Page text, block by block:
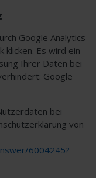
Google Analytics
klicken. Es wird ein
Ihrer Daten bei
Google
bei
von
6004245?